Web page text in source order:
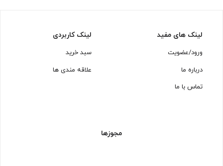
لینک های مفید
ورود/عضویت
درباره ما
تماس با ما
لینک کاربردی
سبد خرید
علاقه مندی ها
مجوزها